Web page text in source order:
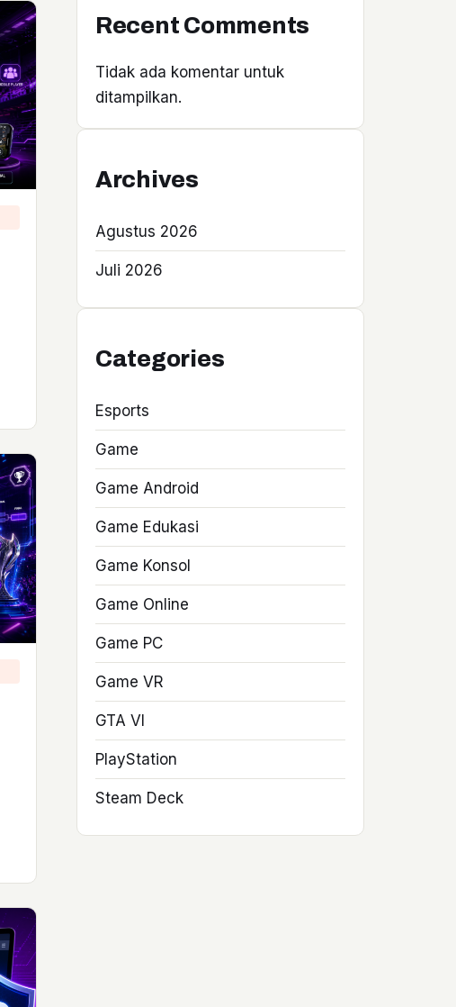
Recent Comments
Tidak ada komentar untuk
ditampilkan.
Archives
Agustus 2026
Juli 2026
Categories
Esports
Game
Game Android
Game Edukasi
Game Konsol
Game Online
Game PC
Game VR
GTA VI
PlayStation
Steam Deck